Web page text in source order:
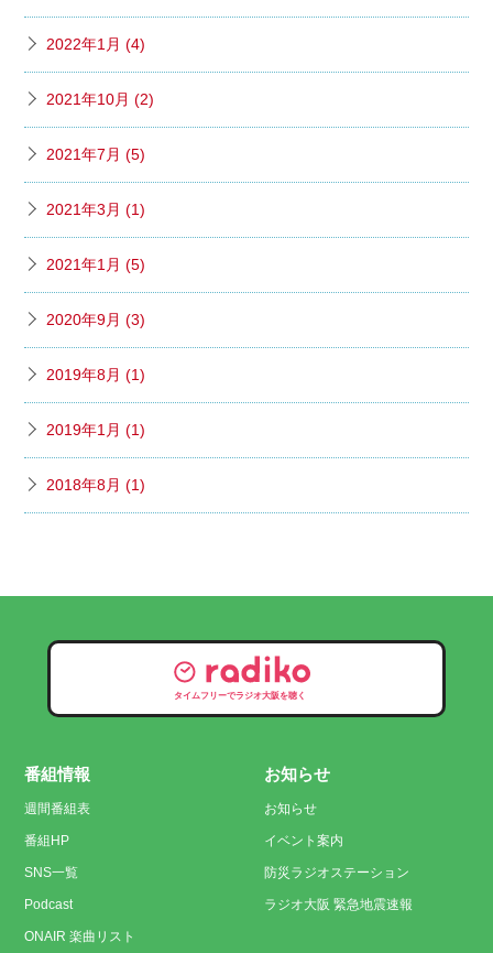
2022年1月 (4)
2021年10月 (2)
2021年7月 (5)
2021年3月 (1)
2021年1月 (5)
2020年9月 (3)
2019年8月 (1)
2019年1月 (1)
2018年8月 (1)
タイムフリーでラジオ大阪を聴く
番組情報
週間番組表
番組HP
SNS一覧
Podcast
ONAIR 楽曲リスト
お知らせ
お知らせ
イベント案内
防災ラジオステーション
ラジオ大阪 緊急地震速報